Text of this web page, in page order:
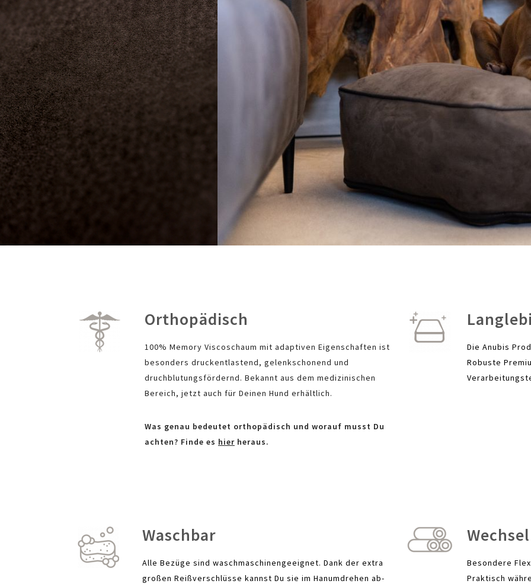
Orthopädisch
100% Memory Viscoschaum mit adaptiven Eigenschaften ist
besonders druckentlastend, gelenkschonend und
druchblutungsfördernd. Bekannt aus dem medizinischen
Bereich, jetzt auch für Deinen Hund erhältlich.
Was genau bedeutet orthopädisch und worauf musst Du
achten? Finde es hierheraus.
Die Anubis
Robuste
Waschbar
Alle Bezüge sind waschmaschinengeeignet. Dank der extra
großen Reißverschlüsse kannst Du sie im Hanumdrehen ab-
Besondere
Praktisch